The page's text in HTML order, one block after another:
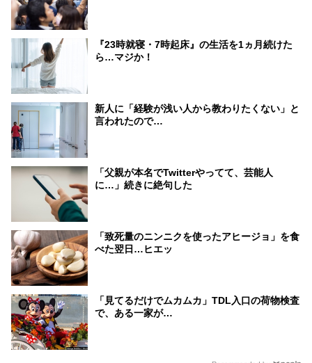
『23時就寝・7時起床』の生活を1ヵ月続けた
ら…マジか！
新人に「経験が浅い人から教わりたくない」と
言われたので…
「父親が本名でTwitterやってて、芸能人
に…」続きに絶句した
「致死量のニンニクを使ったアヒージョ」を食
べた翌日…ヒエッ
「見てるだけでムカムカ」TDL入口の荷物検査
で、ある一家が…